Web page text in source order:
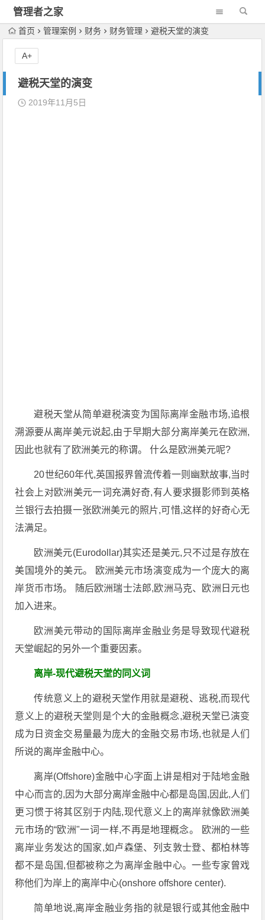
管理者之家
首页 管理案例 财务 财务管理 避税天堂的演变
避税天堂的演变
2019年11月5日
避税天堂从简单避税演变为国际离岸金融市场,追根
溯源要从离岸美元说起,由于早期大部分离岸美元在欧洲,
因此也就有了欧洲美元的称谓。 什么是欧洲美元呢?
20世纪60年代,英国报界曾流传着一则幽默故事,当时
社会上对欧洲美元一词充满好奇,有人要求摄影师到英格
兰银行去拍摄一张欧洲美元的照片,可惜,这样的好奇心无
法满足。
欧洲美元(Eurodollar)其实还是美元,只不过是存放在
美国境外的美元。 欧洲美元市场演变成为一个庞大的离
岸货币市场。 随后欧洲瑞士法郎,欧洲马克、欧洲日元也
加入进来。
欧洲美元带动的国际离岸金融业务是导致现代避税
天堂崛起的另外一个重要因素。
离岸-现代避税天堂的同义词
传统意义上的避税天堂作用就是避税、逃税,而现代
意义上的避税天堂则是个大的金融概念,避税天堂已演变
成为日资金交易量最为庞大的金融交易市场,也就是人们
所说的离岸金融中心。
离岸(Offshore)金融中心字面上讲是相对于陆地金融
中心而言的,因为大部分离岸金融中心都是岛国,因此,人们
更习惯于将其区别于内陆,现代意义上的离岸就像欧洲美
元市场的“欧洲"一词一样,不再是地理概念。 欧洲的一些
离岸业务发达的国家,如卢森堡、列支敦士登、都柏林等
都不是岛国,但都被称之为离岸金融中心。一些专家曾戏
称他们为岸上的离岸中心(onshore offshore center).
简单地说,离岸金融业务指的就是银行或其他金融中
A+